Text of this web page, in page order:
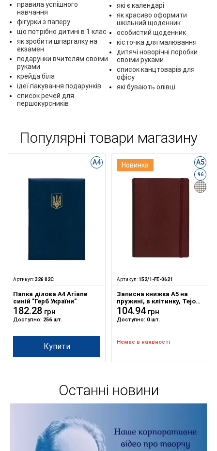
правила успішного
навчання
фігурки з паперу
що потрібно дитині в 1 клас
як зробити шпаргалку на
екзамен
подарунки вчителям своїми
руками
крейда біла
ідеї пакування подарунків
список речей для
першокурсників
які є календарі
як красиво оформити
шкільний щоденник
особистий щоденник
кісточка для малювання
дитячі новорічні поробки
своїми руками
список канцтоварів для
офісу
які бувають олівці
Популярні товари магазину
А4
Артикул:326 02С
Папка ділова А4 Ariane
синій "Герб України"
182.28 грн
Доступно: 256 шт.
Купити
Новинка А5
96
Артикул: 152/1-FE-0621
Записна книжка А5 на
пружині, в клітинку, Tejo
на гумці бордова
104.94 грн
Доступно: 0 шт.
Немає в наявності
Останні новини